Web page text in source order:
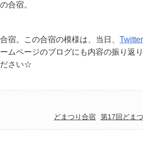
合宿。
宿。この合宿の模様は、当日、 Twitter
ムページのブログにも内容の振り返
ださい☆
どまつり合宿
第17回どま